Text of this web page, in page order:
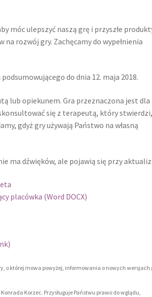
móc ulepszyć naszą grę i przyszłe
rozwój gry. Zachęcamy do wypełnienia
do dnia 12. maja 2018.
lub opiekunem. Gra przeznaczona jest dla
się z terapeutą, który
gdyż gry używają Państwo na własną
ma dźwięków, ale pojawią się przy
placówka (Word DOCX)
o której mowa powyżej, informowania o nowych wersjach
Korzec. Przysługuje Państwu prawo do wglądu,